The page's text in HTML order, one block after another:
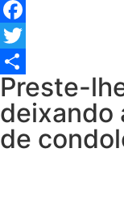
Facebook
Twitter
Share
Preste-
deixando
de